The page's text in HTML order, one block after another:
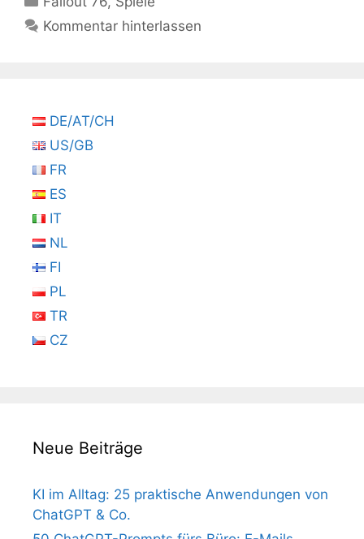
Kommentar hinterlassen
DE/AT/CH
US/GB
FR
ES
IT
NL
FI
PL
TR
CZ
Neue Beiträge
KI im Alltag: 25 praktische Anwendungen von
ChatGPT & Co.